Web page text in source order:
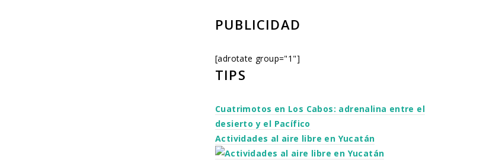
PUBLICIDAD
[adrotate group="1"]
TIPS
Cuatrimotos en Los Cabos: adrenalina entre el
desierto y el Pacífico
Actividades al aire libre en Yucatán